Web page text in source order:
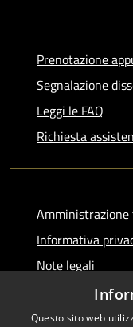
Prenotazione
Segnalazione
Leggi le FAQ
Richiesta
Informativa
Note legali
Dichiarazione di
Questo sito web